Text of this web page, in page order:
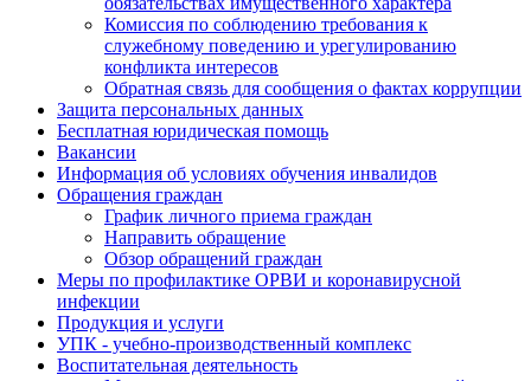
Комиссия по соблюдению требования к
служебному поведению и урегулированию
конфликта интересов
Обратная связь для сообщения о фактах коррупции
Защита персональных данных
Бесплатная юридическая помощь
Вакансии
Информация об условиях обучения инвалидов
Обращения граждан
График личного приема граждан
Направить обращение
Обзор обращений граждан
Меры по профилактике ОРВИ и коронавирусной
инфекции
Продукция и услуги
УПК - учебно-производственный комплекс
Воспитательная деятельность